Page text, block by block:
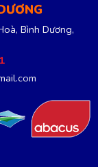
Bình Dương,